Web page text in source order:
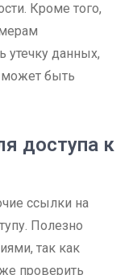
Кроме того,
утечку данных,
может быть
доступа к
ссылки на
Полезно
так как
проверить